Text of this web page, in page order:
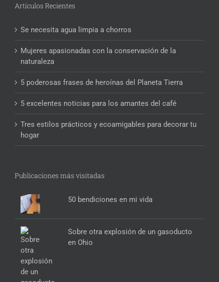
Artículos Recientes
Se necesita agua limpia a chorros
Mujeres apasionadas con la conservación de la
naturaleza
5 poderosas frases de heroínas del Planeta Tierra
5 excelentes noticias para los amantes del café
Tres estilos prácticos y ecoamigables para decorar tu
hogar
Publicaciones más visitadas
50 bendiciones en mi vida
Sobre otra explosión de un gasoducto
en Ohio